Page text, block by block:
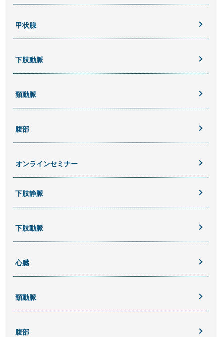
甲状腺
下肢動脈
頸動脈
腹部
オンラインセミナー
下肢静脈
下肢動脈
心臓
頸動脈
腹部